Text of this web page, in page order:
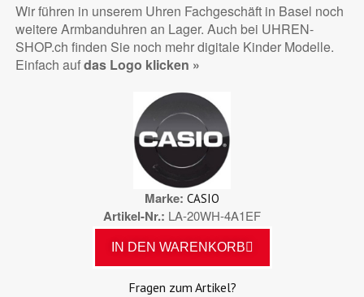
Wir führen in unserem Uhren Fachgeschäft in Basel noch
weitere Armbanduhren an Lager. Auch bei UHREN-
SHOP.ch finden Sie noch mehr digitale Kinder Modelle.
Einfach aufdas Logo klicken »
Marke CASIO
Artikel-Nr. LA-20WH-4A1EF
IN DEN WARENKORB
Fragen zum Artikel?